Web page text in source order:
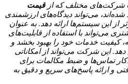
شرکت‌های مختلف که ازقیمت
شده‌اند، می‌تواند دیدگاه‌های ارزشمندی
این سیستم‌ها ارائه دهد. به عنوان
می‌تواند با استفاده از قابلیت‌های
کیفیت خدمات خود را بهبود بخشد و
این شرکت می‌تواند از امکاناتی
تماس‌ها و ضبط مکالمات برای
و ارائه پاسخ‌های سریع و دقیق به